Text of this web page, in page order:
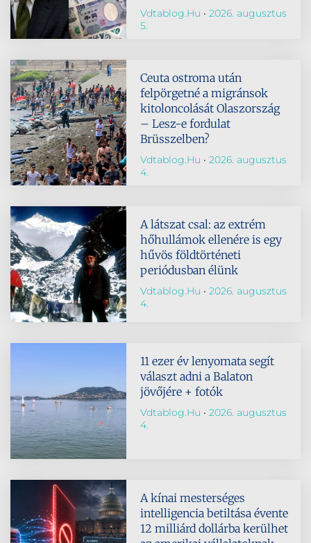
Vdtablog.hu
2026. augusztus
5.
Ceuta ostroma után
felpörgetné a migránsok
kitoloncolását Olaszország
– Lesz-e fordulat
Brüsszelben?
Vdtablog.hu
2026. augusztus
4.
A látszat csal: az extrém
hőhullámok ellenére is egy
hűvös földtörténeti
periódusban élünk
Vdtablog.hu
2026. augusztus
4.
11 ezer év lenyomata segít
választ adni a Balaton
jövőjére + fotók
Vdtablog.hu
2026. augusztus
4.
A kínai mesterséges
intelligencia betiltása évente
12 milliárd dollárba kerülhet